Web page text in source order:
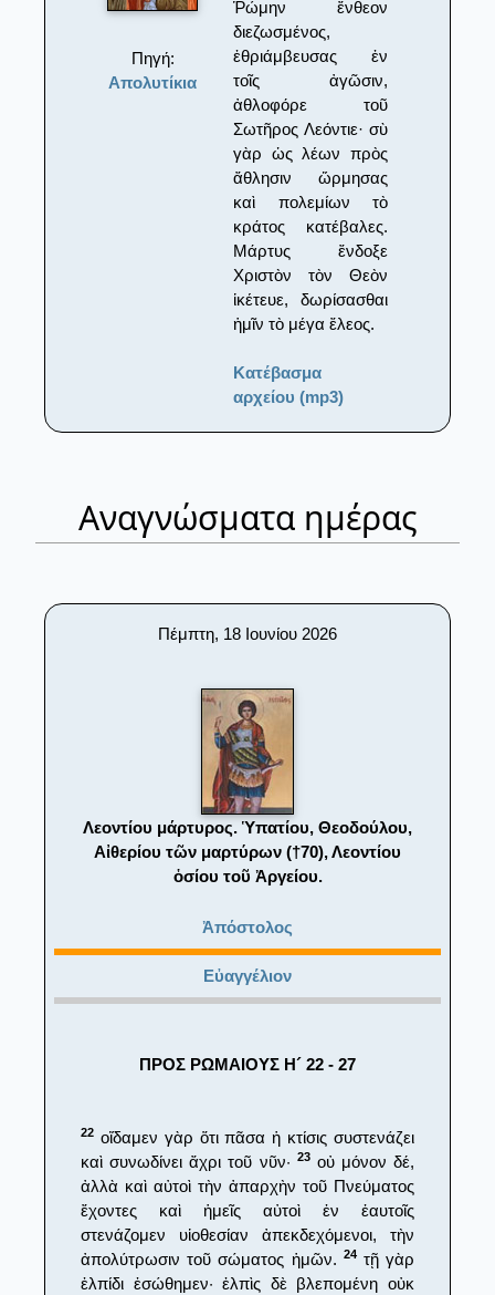
Πηγή:
Απολυτίκια
Ῥώμην ἔνθεον
διεζωσμένος,
ἐθριάμβευσας ἐν
τοῖς ἀγῶσιν,
ἀθλοφόρε τοῦ
Σωτῆρος Λεόντιε· σὺ
γὰρ ὡς λέων πρὸς
ἄθλησιν ὥρμησας
καὶ πολεμίων τὸ
κράτος κατέβαλες.
Μάρτυς ἔνδοξε
Χριστὸν τὸν Θεὸν
ἱκέτευε, δωρίσασθαι
ἡμῖν τὸ μέγα ἔλεος.
Κατέβασμα
αρχείου (mp3)
Αναγνώσματα ημέρας
Πέμπτη, 18 Ιουνίου 2026
Λεοντίου μάρτυρος. Ὑπατίου, Θεοδούλου,
Αἰθερίου τῶν μαρτύρων (†70), Λεοντίου
ὁσίου τοῦ Ἀργείου.
Ἀπόστολος
Εὐαγγέλιον
ΠΡΟΣ ΡΩΜΑΙΟΥΣ Η´ 22 - 27
22 οἴδαμεν γὰρ ὅτι πᾶσα ἡ κτίσις συστενάζει
καὶ συνωδίνει ἄχρι τοῦ νῦν· 23οὐ μόνον δέ,
ἀλλὰ καὶ αὐτοὶ τὴν ἀπαρχὴν τοῦ Πνεύματος
ἔχοντες καὶ ἡμεῖς αὐτοὶ ἐν ἑαυτοῖς
στενάζομεν υἱοθεσίαν ἀπεκδεχόμενοι, τὴν
ἀπολύτρωσιν τοῦ σώματος ἡμῶν. 24τῇ γὰρ
ἐλπίδι ἐσώθημεν· ἐλπὶς δὲ βλεπομένη οὐκ